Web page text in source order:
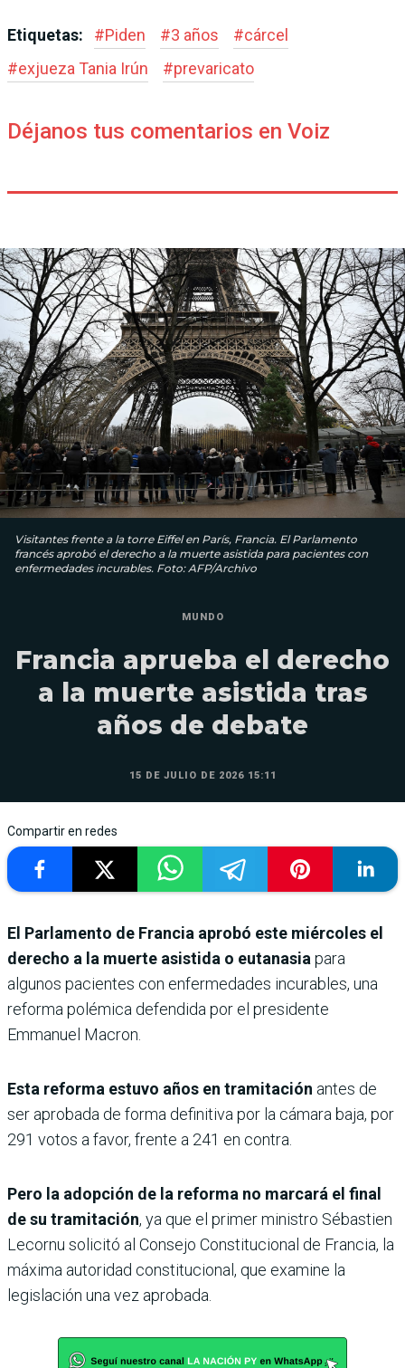
Etiquetas: #Piden #3 años #cárcel
#exjueza Tania Irún #prevaricato
Déjanos tus comentarios en Voiz
Visitantes frente a la torre Eiffel en París, Francia. El Parlamento
francés aprobó el derecho a la muerte asistida para pacientes con
enfermedades incurables. Foto: AFP/Archivo
MUNDO
Francia aprueba el derecho
a la muerte asistida tras
años de debate
15 DE JULIO DE 2026 15:11
Compartir en redes
El Parlamento de Francia aprobó este miércoles el
derecho a la muerte asistida o eutanasia para
algunos pacientes con enfermedades incurables, una
reforma polémica defendida por el presidente
Emmanuel Macron.
Esta reforma estuvo años en tramitación antes de
ser aprobada de forma definitiva por la cámara baja, por
291 votos a favor, frente a 241 en contra.
Pero la adopción de la reforma no marcará el final
de su tramitación, ya que el primer ministro Sébastien
Lecornu solicitó al Consejo Constitucional de Francia, la
máxima autoridad constitucional, que examine la
legislación una vez aprobada.